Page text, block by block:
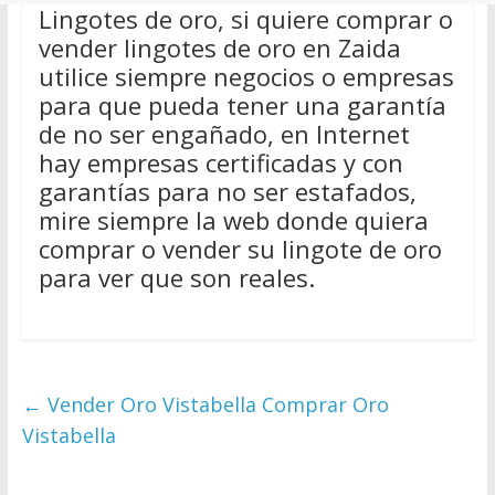
Lingotes de oro, si quiere comprar o
vender lingotes de oro en Zaida
utilice siempre negocios o empresas
para que pueda tener una garantía
de no ser engañado, en Internet
hay empresas certificadas y con
garantías para no ser estafados,
mire siempre la web donde quiera
comprar o vender su lingote de oro
para ver que son reales.
← Vender Oro Vistabella Comprar Oro
Vistabella